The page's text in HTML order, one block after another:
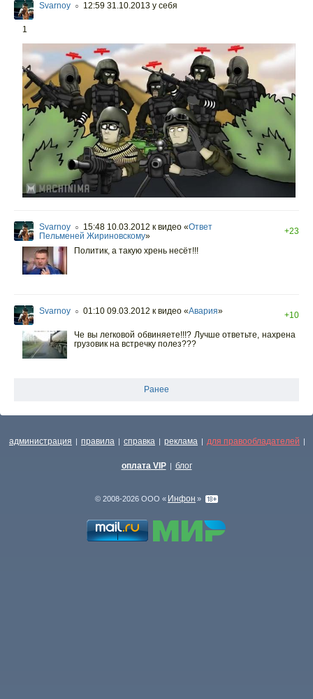
Svarnoy ○ 12:59 31.10.2013 у себя
1
Svarnoy ○ 15:48 10.03.2012 к видео «Ответ
Пельменей Жириновскому»
+23
Политик, а такую хрень несёт!!!
Svarnoy ○ 01:10 09.03.2012 к видео «Авария»
+10
Че вы легковой обвиняете!!!? Лучше ответьте, нахрена
грузовик на встречку полез???
Ранее
администрация | правила | справка | реклама | для правообладателей |
оплата VIP | блог
© 2008-2026 ООО « Инфон »